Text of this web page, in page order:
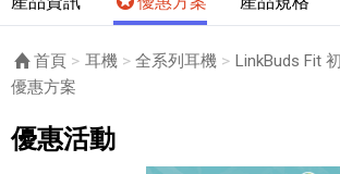
首頁 耳機 全系列耳機
LinkBuds Fit
目前頁面：
優惠方案
優惠活動